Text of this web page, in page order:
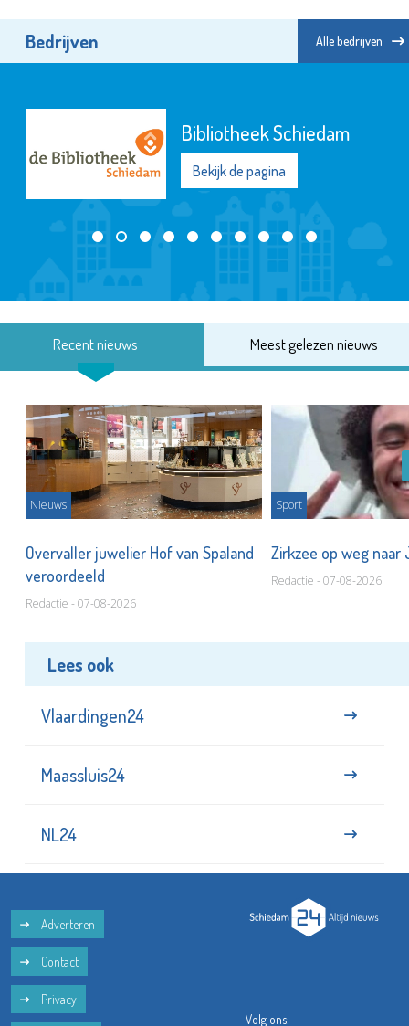
Bedrijven Alle bedrijven
Bibliotheek Schiedam
Bekijk de pagina
Recent nieuws Meest gelezen nieuws
Nieuws
Overvaller juwelier Hof van Spaland
veroordeeld
Redactie - 07-08-2026
Sport
Zirkzee op weg
Redactie - 07-08-2026
Lees ook
Vlaardingen24
Maassluis24
NL24
Adverteren
Contact
Privacy
Volg ons: